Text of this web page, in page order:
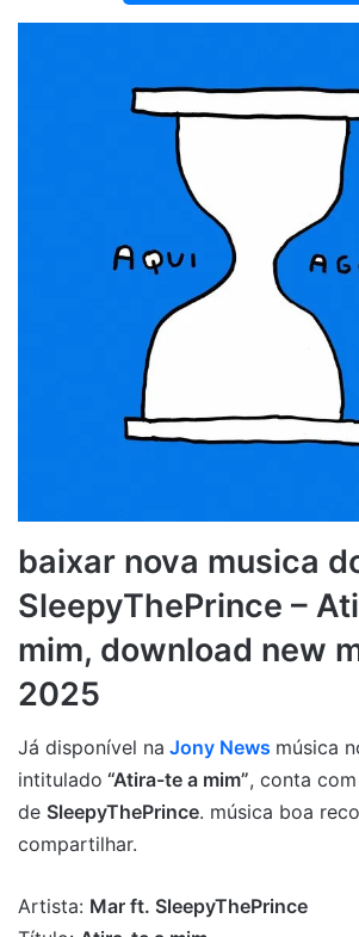
baixar nova musica
SleepyThePrince –
mim, download new
2025
Já disponível na Jony News música
intitulado “Atira-te a mim”, conta
de SleepyThePrince. música boa
compartilhar.
Artista: Mar ft. SleepyThePrince